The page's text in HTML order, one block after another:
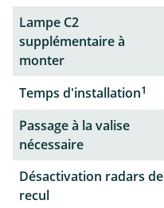
Lampe C2
supplémentaire à
monter
Temps d'installation1
Passage à la valise
nécessaire
Désactivation radars de
recul